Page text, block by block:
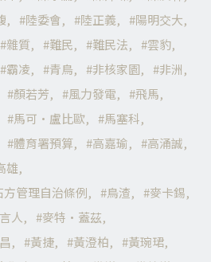
陸委會 陸正義
陽明交大
雜質 難民 難民法
雲豹
霸凌 青鳥 非核家園
非洲
顏若芳 風力發電
飛馬
馬可·盧比歐
馬塞科
體育署預算 高嘉瑜
高涌誠
雄
管理自治條例
鳥渣
麥卡錫
人
麥特·蓋茲
黃捷 黃澄柏
黃琬珺